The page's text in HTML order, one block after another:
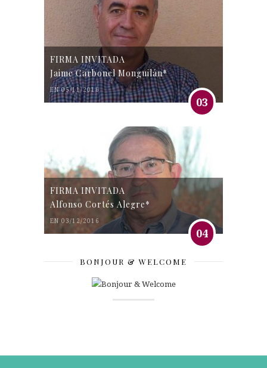
FIRMA INVITADA
Jaime Carbonel Monguilán*
EN 05/11/2016
03
FIRMA INVITADA
Alfonso Cortés Alegre*
EN 03/12/2016
04
BONJOUR & WELCOME